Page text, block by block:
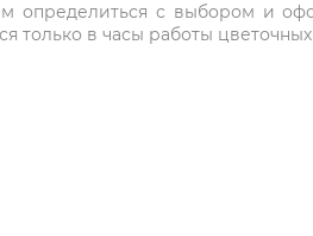
определиться с выбором и
только в часы работы